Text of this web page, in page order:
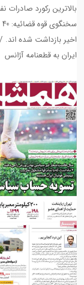
ایران به قطعنامه آژانس